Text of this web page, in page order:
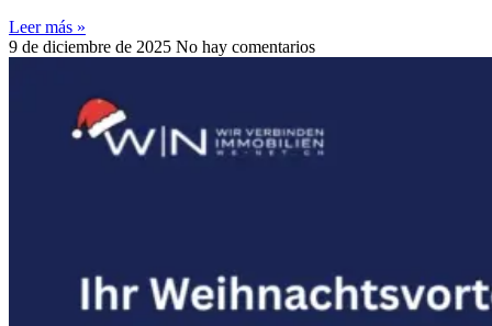
Leer más »
9 de diciembre de 2025 No hay comentarios